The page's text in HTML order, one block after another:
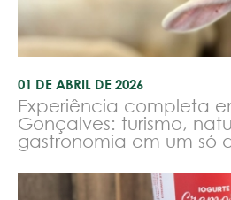
01 DE ABRIL DE 2026
Experiência completa
Gonçalves: turismo,
gastronomia em um só